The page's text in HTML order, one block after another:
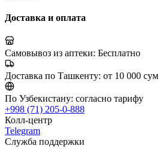
Доставка и оплата
Самовывоз из аптеки: Бесплатно
Доставка по Ташкенту: от 10 000 сум
По Узбекистану: согласно тарифу
+998 (71) 205-0-888
Колл-центр
Telegram
Служба поддержки